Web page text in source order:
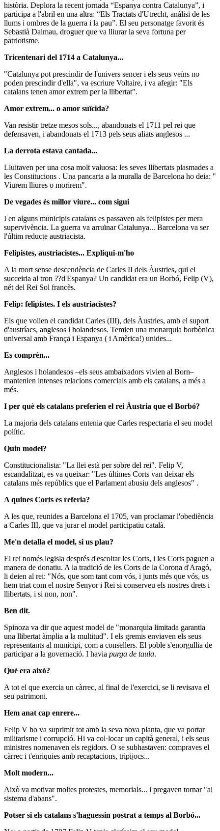
història. Deplora la recent jornada “Espanya contra Catalunya”, i
participa a l'abril en una altra: “Els Tractats d'Utrecht, anàlisi de les
llums i ombres de la guerra i la pau”. El seu personatge favorit és
Sebastià Dalmau, droguer que va lliurar la seva fortuna per
patriotisme.
Tricentenari del 1714 a Catalunya...
"Catalunya pot prescindir de l'univers sencer i els seus veïns no
poden prescindir d'ella", va escriure Voltaire, i va afegir: "Els
catalans tenen amor extrem per la llibertat".
Amor extrem... o amor suïcida?
Van resistir tretze mesos sols..., abandonats el 1711 pel rei que
defensaven, i abandonats el 1713 pels seus aliats anglesos ...
La derrota estava cantada...
Lluitaven per una cosa molt valuosa: les seves llibertats plasmades a
les Constitucions . Una pancarta a la muralla de Barcelona ho deia: "
Viurem lliures o morirem".
De vegades és millor viure... com sigui
I en alguns municipis catalans es passaven als felipistes per mera
supervivència. La guerra va arruïnar Catalunya... Barcelona va ser
l'últim reducte austriacista.
Felipistes, austriacistes... Expliqui-m'ho
A la mort sense descendència de Carles II dels Àustries, qui el
succeiria al tron ??d'Espanya? Un candidat era un Borbó, Felip (V),
nét del Rei Sol francès.
Felip: felipistes. I els austriacistes?
Els que volien el candidat Carles (III), dels Àustries, amb el suport
d'austríacs, anglesos i holandesos. Temien una monarquia borbònica
universal amb França i Espanya ( i Amèrica!) unides...
Es comprèn...
Anglesos i holandesos –els seus ambaixadors vivien al Born–
mantenien intenses relacions comercials amb els catalans, a més a
més.
I per què els catalans preferien el rei Àustria que el Borbó?
La majoria dels catalans entenia que Carles respectaria el seu model
polític.
Quin model?
Constitucionalista: "La llei està per sobre del rei". Felip V,
escandalitzat, es va queixar: "Les últimes Corts van deixar els
catalans més repúblics que el Parlament abusiu dels anglesos" .
A quines Corts es referia?
A les que, reunides a Barcelona el 1705, van proclamar l'obediència
a Carles III, que va jurar el model participatiu català.
Me'n detalla el model, si us plau?
El rei només legisla després d'escoltar les Corts, i les Corts paguen a
manera de donatiu. A la tradició de les Corts de la Corona d'Aragó,
li deien al rei: "Nós, que som tant com vós, i junts més que vós, us
hem triat com el nostre Senyor i Rei si conserveu els nostres drets i
llibertats, i si non, non".
Ben dit.
Spinoza va dir que aquest model de "monarquia limitada garantia
una llibertat àmplia a la multitud". I els gremis enviaven els seus
representants al municipi, com a consellers. El poble s'enorgullia de
participar a la governació. I havia purga de taula.
Què era això?
A tot el que exercia un càrrec, al final de l'exercici, se li revisava el
seu patrimoni.
Hem anat cap enrere...
Felip V ho va suprimir tot amb la seva nova planta, que va portar
militarisme i corrupció. Hi va col·locar un capità general, i els seus
ministres nomenaven els regidors. O se subhastaven: compraves el
càrrec i t'enriquies amb recaptacions, tripijocs...
Molt modern...
Això va motivar moltes protestes, memorials... i pregaven tornar "al
sistema d'abans".
Potser si els catalans s'haguessin postrat a temps al Borbó...